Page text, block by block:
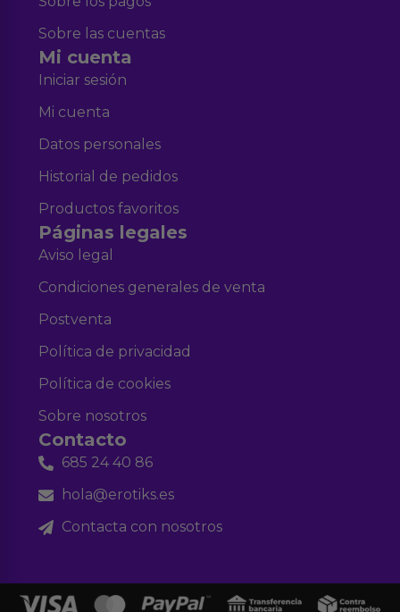
Sobre las cuentas
Mi cuenta
Iniciar sesión
Mi cuenta
Datos personales
Historial de pedidos
Productos favoritos
Páginas legales
Aviso legal
Condiciones generales de venta
Postventa
Política de privacidad
Política de cookies
Sobre nosotros
Contacto
685 24 40 86
hola@erotiks.es
Contacta con nosotros